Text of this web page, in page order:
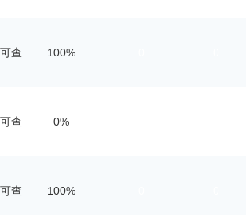
查 100%
查 0%
查 100%